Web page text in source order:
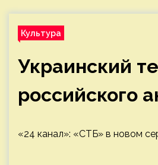
Культура
Украинский
российского
«24 канал»: «СТБ» в новом